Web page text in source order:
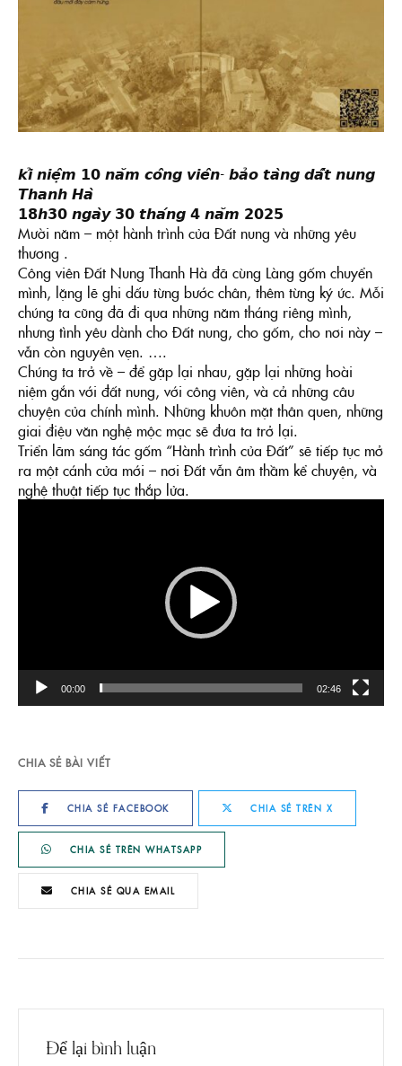
𝙠𝙞̉ 𝙣𝙞𝙚̣̂𝙢 𝟭𝟬 𝙣𝙖̆𝙢 𝙘𝙤̂𝙣𝙜 𝙫𝙞𝙚̂𝙣- 𝙗𝙖̉𝙤 𝙩𝙖̀𝙣𝙜 𝙙𝙖̂́𝙩 𝙣𝙪𝙣𝙜
𝙏𝙝𝙖𝙣𝙝 𝙃𝙖̀
𝟭𝟴𝙝𝟯𝟬 𝙣𝙜𝙖̀𝙮 𝟯𝟬 𝙩𝙝𝙖́𝙣𝙜 𝟰 𝙣𝙖̆𝙢 𝟮𝟬𝟮𝟱
Mười năm – một hành trình của Đất nung và những yêu
thương .
Công viên Đất Nung Thanh Hà đã cùng Làng gốm chuyển
mình, lặng lẽ ghi dấu từng bước chân, thêm từng ký ức. Mỗi
chúng ta cũng đã đi qua những năm tháng riêng mình,
nhưng tình yêu dành cho Đất nung, cho gốm, cho nơi này –
vẫn còn nguyên vẹn. ….
Chúng ta trở về – để gặp lại nhau, gặp lại những hoài
niệm gắn với đất nung, với công viên, và cả những câu
chuyện của chính mình. Những khuôn mặt thân quen, những
giai điệu văn nghệ mộc mạc sẽ đưa ta trở lại.
Triển lãm sáng tác gốm “Hành trình của Đất” sẽ tiếp tục mở
ra một cánh cửa mới – nơi Đất vẫn âm thầm kể chuyện, và
nghệ thuật tiếp tục thắp lửa.
00:00 02:46
CHIA SẺ BÀI VIẾT
CHIA SẺ FACEBOOK CHIA SẺ TRÊN X
CHIA SẺ TRÊN WHATSAPP
CHIA SẺ QUA EMAIL
Để lại bình luận